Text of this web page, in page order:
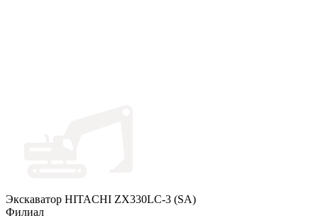
Экскаватор HITACHI ZX330LC-3 (SA)
Филиал